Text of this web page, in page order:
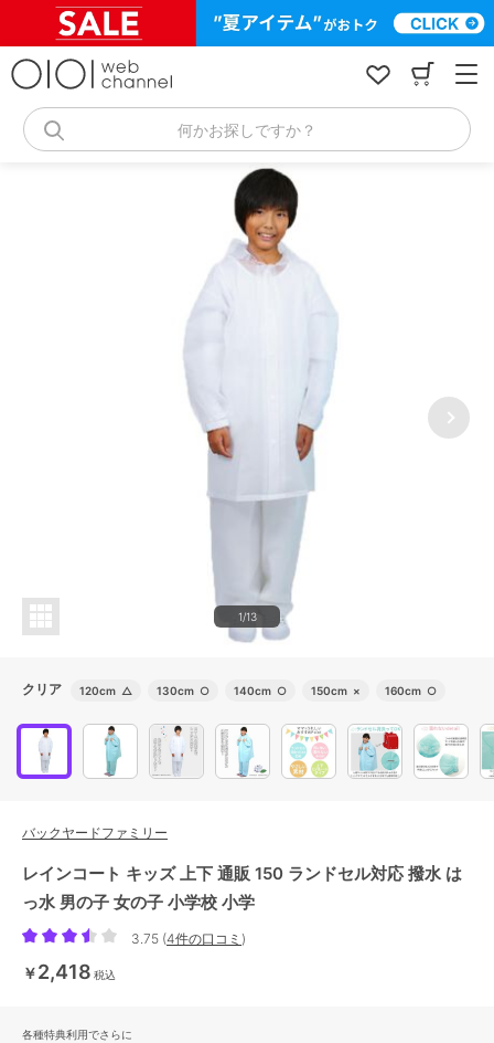
何かお探しですか？
1/13
クリア 120cm △ 130cm ○ 140cm ○ 150cm × 160cm ○
バックヤードファミリー
レインコート キッズ 上下 通販 150 ランドセル対応 撥水 は
っ水 男の子 女の子 小学校 小学
3.75 (4件の口コミ )
￥2,418 税込
各種特典利用でさらに